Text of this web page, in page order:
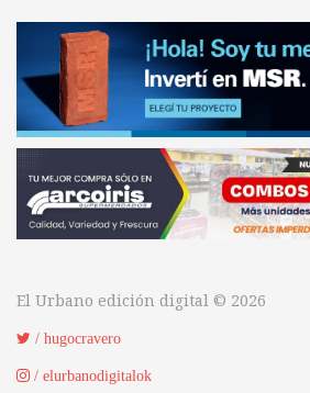
El Urbano edición digital © 2026
/ hugocravero
/ elurbanodigitalok